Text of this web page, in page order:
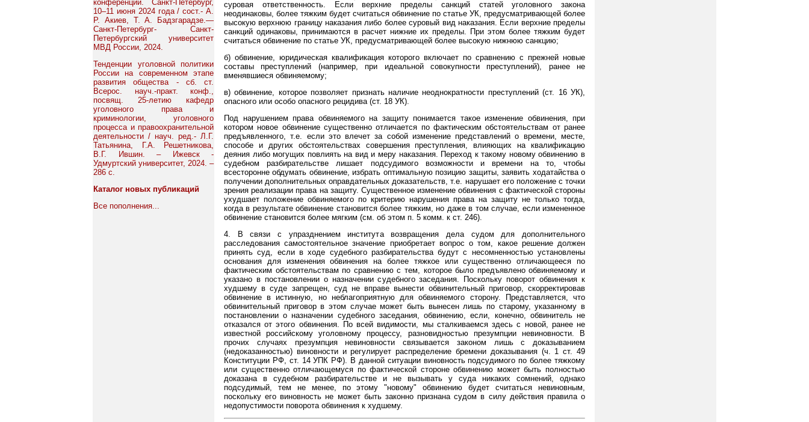
конференции. Санкт-Петербург,
10–11 июня 2024 года / сост.- А.
Р. Акиев, Т. А. Бадзгарадзе.—
Санкт-Петербург- Санкт-
Петербургский университет
МВД России, 2024.
Тенденции уголовной политики
России на современном этапе
развития общества - сб. ст.
Всерос. науч.-практ. конф.,
посвящ. 25-летию кафедр
уголовного права и
криминологии, уголовного
процесса и правоохранительной
деятельности / науч. ред.- Л.Г.
Татьянина, Г.А. Решетникова,
В.Г. Ившин. – Ижевск -
Удмуртский университет, 2024. –
286 с.
Каталог новых публикаций
Все пополнения...
суровая ответственность. Если верхние пределы санкций статей уголовного закона
неодинаковы, более тяжким будет считаться обвинение по статье УК, предусматривающей более
высокую верхнюю границу наказания либо более суровый вид наказания. Если верхние пределы
санкций одинаковы, принимаются в расчет нижние их пределы. При этом более тяжким будет
считаться обвинение по статье УК, предусматривающей более высокую нижнюю санкцию;
б) обвинение, юридическая квалификация которого включает по сравнению с прежней новые
составы преступлений (например, при идеальной совокупности преступлений), ранее не
вменявшиеся обвиняемому;
в) обвинение, которое позволяет признать наличие неоднократности преступлений (ст. 16 УК),
опасного или особо опасного рецидива (ст. 18 УК).
Под нарушением права обвиняемого на защиту понимается такое изменение обвинения, при
котором новое обвинение существенно отличается по фактическим обстоятельствам от ранее
предъявленного, т.е. если это влечет за собой изменение представлений о времени, месте,
способе и других обстоятельствах совершения преступления, влияющих на квалификацию
деяния либо могущих повлиять на вид и меру наказания. Переход к такому новому обвинению в
судебном разбирательстве лишает подсудимого возможности и времени на то, чтобы
всесторонне обдумать обвинение, избрать оптимальную позицию защиты, заявить ходатайства о
получении дополнительных оправдательных доказательств, т.е. нарушает его положение с точки
зрения реализации права на защиту. Существенное изменение обвинения с фактической стороны
ухудшает положение обвиняемого по критерию нарушения права на защиту не только тогда,
когда в результате обвинение становится более тяжким, но даже в том случае, если измененное
обвинение становится более мягким (см. об этом п. 5 комм. к ст. 246).
4. В связи с упразднением института возвращения дела судом для дополнительного
расследования самостоятельное значение приобретает вопрос о том, какое решение должен
принять суд, если в ходе судебного разбирательства будут с несомненностью установлены
основания для изменения обвинения на более тяжкое или существенно отличающееся по
фактическим обстоятельствам по сравнению с тем, которое было предъявлено обвиняемому и
указано в постановлении о назначении судебного заседания. Поскольку поворот обвинения к
худшему в суде запрещен, суд не вправе вынести обвинительный приговор, скорректировав
обвинение в истинную, но неблагоприятную для обвиняемого сторону. Представляется, что
обвинительный приговор в этом случае может быть вынесен лишь по старому, указанному в
постановлении о назначении судебного заседания, обвинению, если, конечно, обвинитель не
отказался от этого обвинения. По всей видимости, мы сталкиваемся здесь с новой, ранее не
известной российскому уголовному процессу, разновидностью презумпции невиновности. В
прочих случаях презумпция невиновности связывается законом лишь с доказыванием
(недоказанностью) виновности и регулирует распределение бремени доказывания (ч. 1 ст. 49
Конституции РФ, ст. 14 УПК РФ). В данной ситуации виновность подсудимого по более тяжкому
или существенно отличающемуся по фактической стороне обвинению может быть полностью
доказана в судебном разбирательстве и не вызывать у суда никаких сомнений, однако
подсудимый, тем не менее, по этому "новому" обвинению будет считаться невиновным,
поскольку его виновность не может быть законно признана судом в силу действия правила о
недопустимости поворота обвинения к худшему.